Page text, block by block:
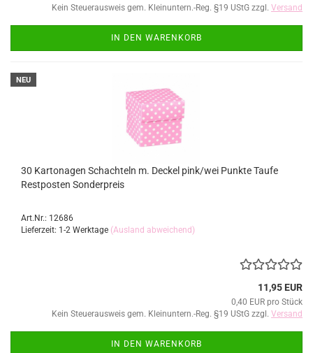
Kein Steuerausweis gem. Kleinuntern.-Reg. §19 UStG zzgl. Versand
IN DEN WARENKORB
NEU
30 Kartonagen Schachteln m. Deckel pink/wei Punkte Taufe
Restposten Sonderpreis
Art.Nr.: 12686
Lieferzeit: 1-2 Werktage (Ausland abweichend)
11,95 EUR
0,40 EUR pro Stück
Kein Steuerausweis gem. Kleinuntern.-Reg. §19 UStG zzgl. Versand
IN DEN WARENKORB